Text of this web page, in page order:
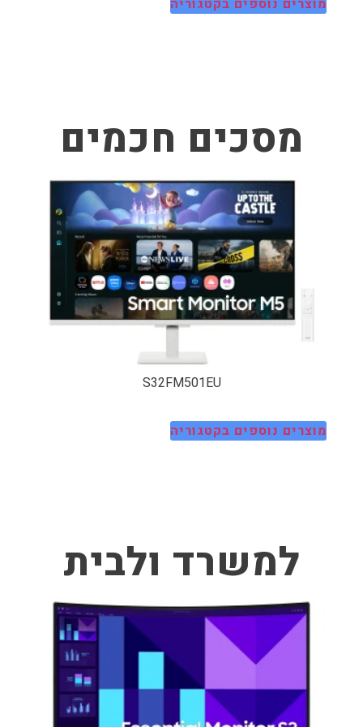
מסכים חכמים
S32FM501EU
מוצרים נוספים בקטגוריה
למשרד ולבית